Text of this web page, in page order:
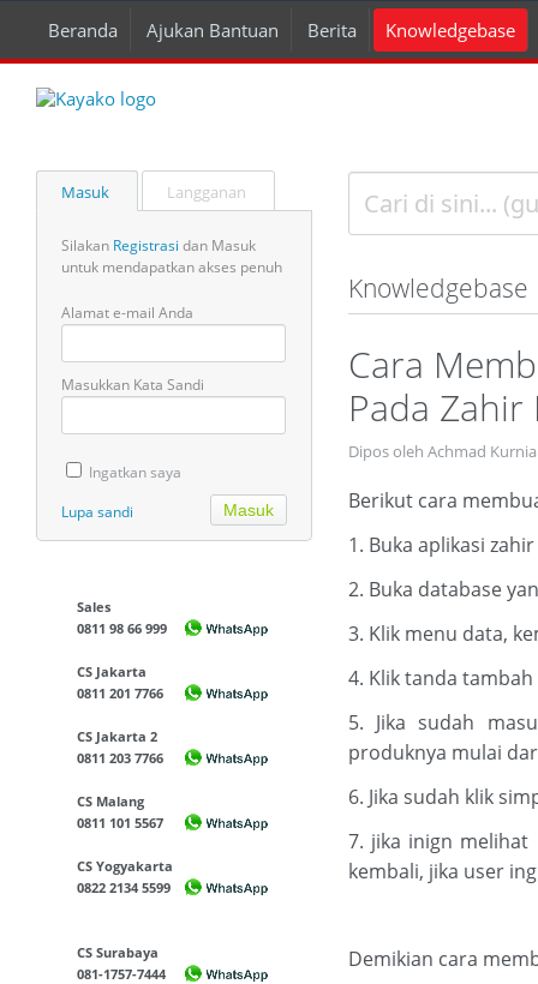
Beranda Ajukan Bantuan Berita Knowledgebase
Masuk Langganan
Silakan Registrasi dan Masuk
untuk mendapatkan akses penuh
Alamat e-mail Anda
Masukkan Kata Sandi
Ingatkan saya
Lupa sandi
Sales
0811 98 66 999
CS Jakarta
0811 201 7766
CS Jakarta 2
0811 203 7766
CS Malang
0811 101 5567
CS Yogyakarta
0822 2134 5599
CS Surabaya
081-1757-7444
Knowledgebase
Cara
Pada Zahir
Dipos oleh Achmad
Berikut cara
1. Buka aplikasi
2. Buka database
3. Klik menu data,
4. Klik tanda
5. Jika sudah
produknya mulai
6. Jika sudah klik
7. jika inign
kembali, jika user
Demikian cara